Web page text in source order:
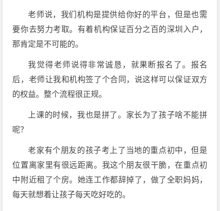
老师说，我们机构是提供给你好的平台，但是也需
要你去努力考取。有着机构保证百分之百的深圳入户，
那肯定是不可能的。
我觉得老师说得非常诚恳，就果断报名了。报名
后，老师让我和机构签了个合同，说这样可以保证双方
的权益。整个流程很正规。
上课的时候，我也是拼了。家长为了孩子啥不能拼
呢？
老家有个朋友的孩子考上了当地的重点初中，但是
位置离家里有很远距离。我这个朋友很干脆，在重点初
中附近租了个房。她连工作都辞掉了，做了全职妈妈，
每天就想着让孩子每天吃好吃的。